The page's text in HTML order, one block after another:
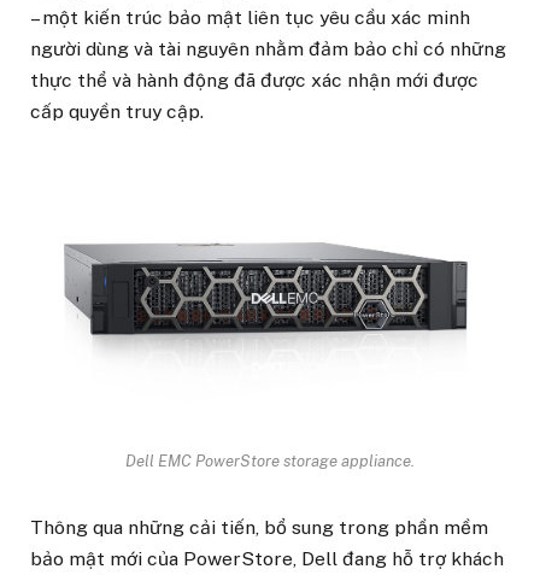
– một kiến trúc bảo mật liên tục yêu cầu xác minh
người dùng và tài nguyên nhằm đảm bảo chỉ có những
thực thể và hành động đã được xác nhận mới được
cấp quyền truy cập.
Dell EMC PowerStore storage appliance.
Thông qua những cải tiến, bổ sung trong phần mềm
bảo mật mới của PowerStore, Dell đang hỗ trợ khách